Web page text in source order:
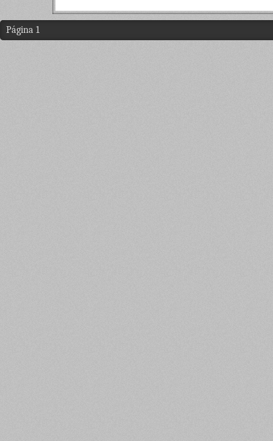
Página 1